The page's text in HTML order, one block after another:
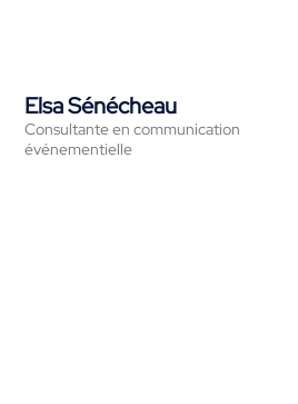
Elsa Sénécheau
Consultante en communication
événementielle